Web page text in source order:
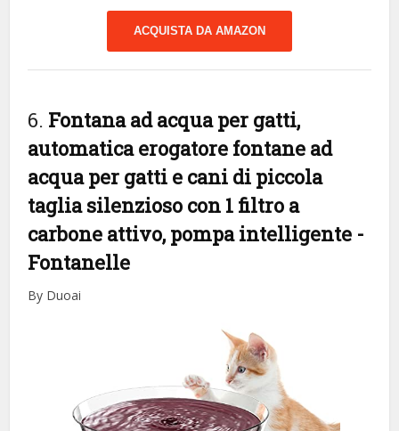
ACQUISTA DA AMAZON
6. Fontana ad acqua per gatti,
automatica erogatore fontane ad
acqua per gatti e cani di piccola
taglia silenzioso con 1 filtro a
carbone attivo, pompa intelligente -
Fontanelle
By Duoai